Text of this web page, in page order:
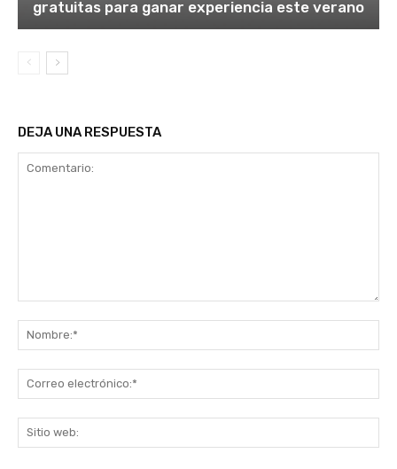
gratuitas para ganar experiencia este verano
DEJA UNA RESPUESTA